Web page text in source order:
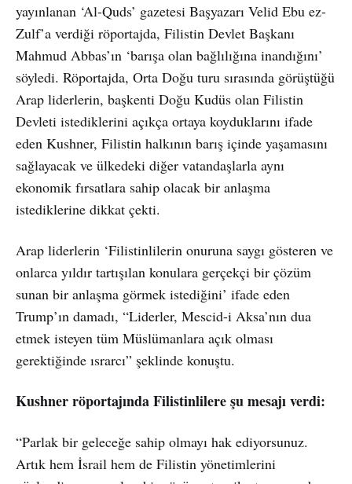
yayınlanan ‘Al-Quds’ gazetesi Başyazarı Velid Ebu ez-
Zulf’a verdiği röportajda, Filistin Devlet Başkanı
Mahmud Abbas’ın ‘barışa olan bağlılığına inandığını’
söyledi. Röportajda, Orta Doğu turu sırasında görüştüğü
Arap liderlerin, başkenti Doğu Kudüs olan Filistin
Devleti istediklerini açıkça ortaya koyduklarını ifade
eden Kushner, Filistin halkının barış içinde yaşamasını
sağlayacak ve ülkedeki diğer vatandaşlarla aynı
ekonomik fırsatlara sahip olacak bir anlaşma
istediklerine dikkat çekti.
Arap liderlerin ‘Filistinlilerin onuruna saygı gösteren ve
onlarca yıldır tartışılan konulara gerçekçi bir çözüm
sunan bir anlaşma görmek istediğini’ ifade eden
Trump’ın damadı, “Liderler, Mescid-i Aksa’nın dua
etmek isteyen tüm Müslümanlara açık olması
gerektiğinde ısrarcı” şeklinde konuştu.
Kushner röportajında Filistinlilere şu mesajı verdi:
“Parlak bir geleceğe sahip olmayı hak ediyorsunuz.
Artık hem İsrail hem de Filistin yönetimlerini